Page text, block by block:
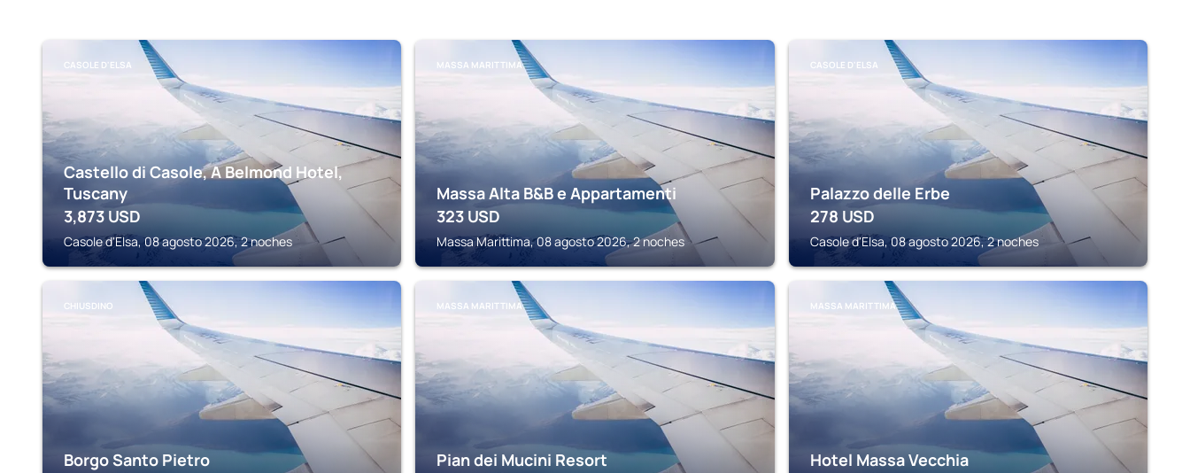
CASOLE D'ELSA
Castello di Casole, A Belmond Hotel,
Tuscany
3,873 USD
Casole d'Elsa, 08 agosto 2026, 2 noches
MASSA MARITTIMA
Massa Alta B&B e Appartamenti
323 USD
Massa Marittima, 08 agosto 2026, 2 noches
CASOLE D'ELSA
Palazzo delle Erbe
278 USD
Casole d'Elsa, 08 agosto 2026, 2 noches
CHIUSDINO
Borgo Santo Pietro
MASSA MARITTIMA
Pian dei Mucini Resort
MASSA MARITTIMA
Hotel Massa Vecchia